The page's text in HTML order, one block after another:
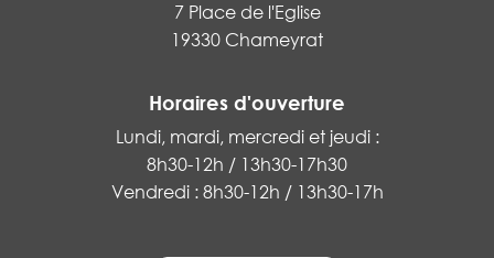
7 Place de l'Eglise
19330 Chameyrat
Horaires d'ouverture
Lundi, mardi, mercredi et jeudi :
8h30-12h / 13h30-17h30
Vendredi : 8h30-12h / 13h30-17h